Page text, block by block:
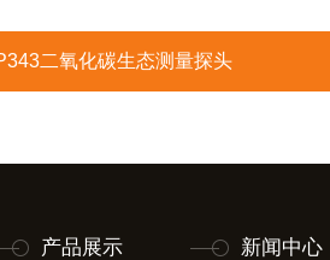
二氧化碳生态测量探头
产品展示 新闻中心